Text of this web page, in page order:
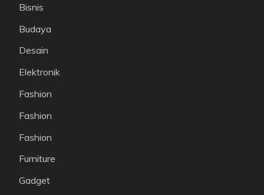
Bisnis
Budaya
Desain
Elektronik
Fashion
Fashion
Fashion
Furniture
Gadget